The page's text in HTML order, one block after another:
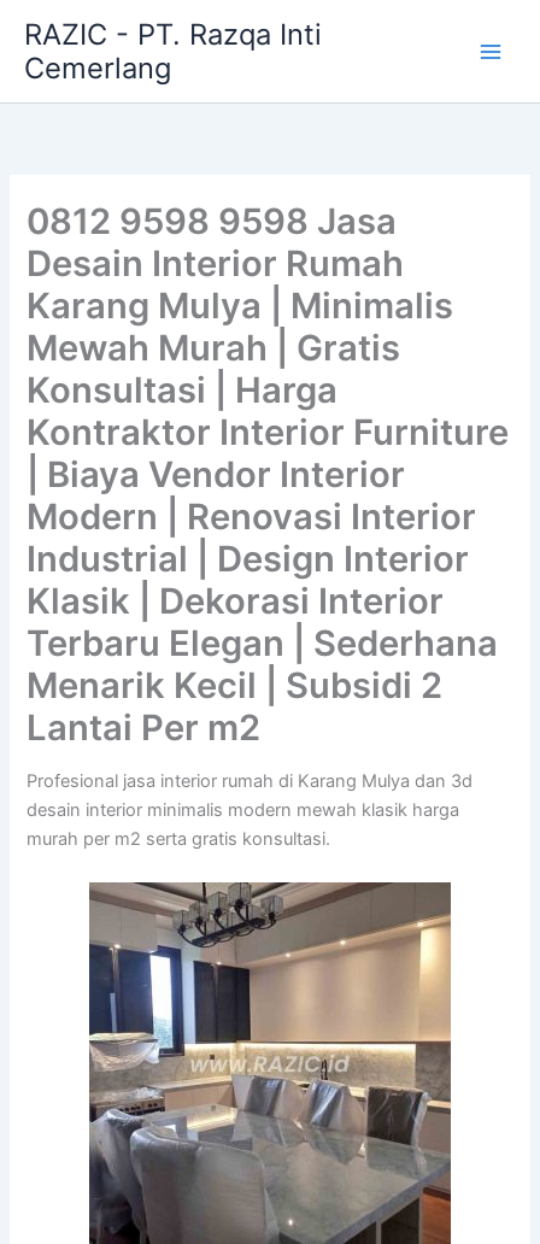
content
RAZIC - PT. Razqa Inti
Cemerlang
0812 9598 9598 Jasa
Desain Interior Rumah
Karang Mulya | Minimalis
Mewah Murah | Gratis
Konsultasi | Harga
Kontraktor Interior Furniture
| Biaya Vendor Interior
Modern | Renovasi Interior
Industrial | Design Interior
Klasik | Dekorasi Interior
Terbaru Elegan | Sederhana
Menarik Kecil | Subsidi 2
Lantai Per m2
Profesional jasa interior rumah di Karang Mulya dan 3d
desain interior minimalis modern mewah klasik harga
murah per m2 serta gratis konsultasi.